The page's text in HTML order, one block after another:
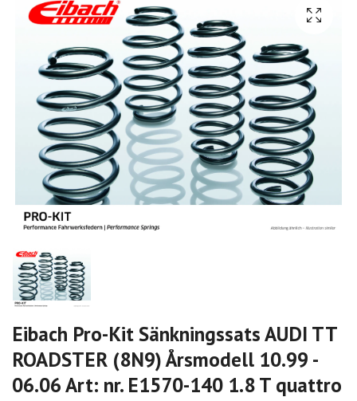
Eibach Pro-Kit Sänkningssats AUDI TT
ROADSTER (8N9) Årsmodell 10.99 -
06.06 Art: nr. E1570-140 1.8 T quattro